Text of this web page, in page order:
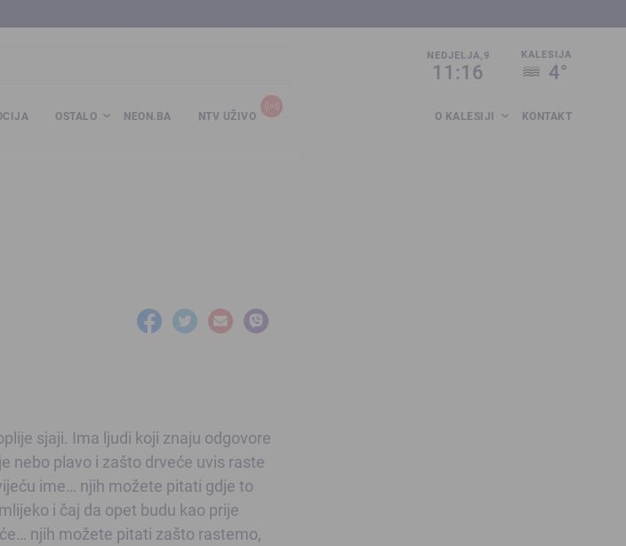
NEDJELJA,9
11:16
KALESIJA
4°
OSTALO NEON.BA NTV UŽIVO O KALESIJI KONTAKT
sjaji. Ima ljudi koji znaju odgovore
nebo plavo i zašto drveće uvis raste
ime… njih možete pitati gdje to
i čaj da opet budu kao prije
njih možete pitati zašto rastemo,